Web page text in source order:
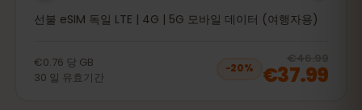
선불 eSIM 독일 LTE | 4G | 5G 모바일 데이터 (여행자용)
€0.76 당 GB
30 일 유효기간
−20%
€46.99
€37.99